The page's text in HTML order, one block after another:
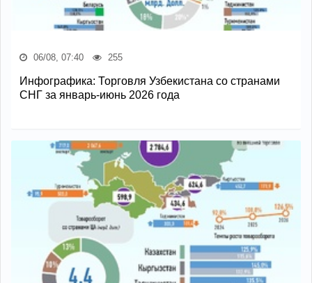
06/08, 07:40 255
Инфографика: Торговля Узбекистана со странами
СНГ за январь-июнь 2026 года